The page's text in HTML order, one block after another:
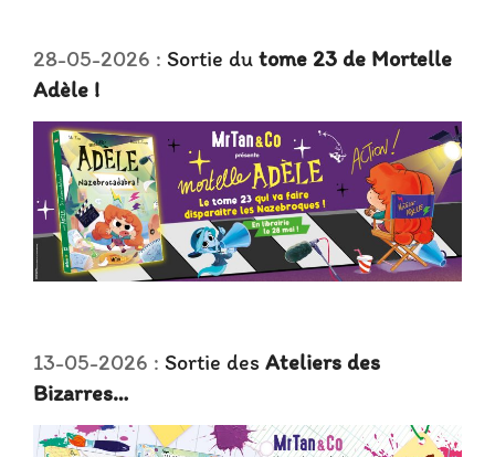
28-05-2026 : Sortie du tome 23 de Mortelle
Adèle !
13-05-2026 : Sortie des Ateliers des
Bizarres…